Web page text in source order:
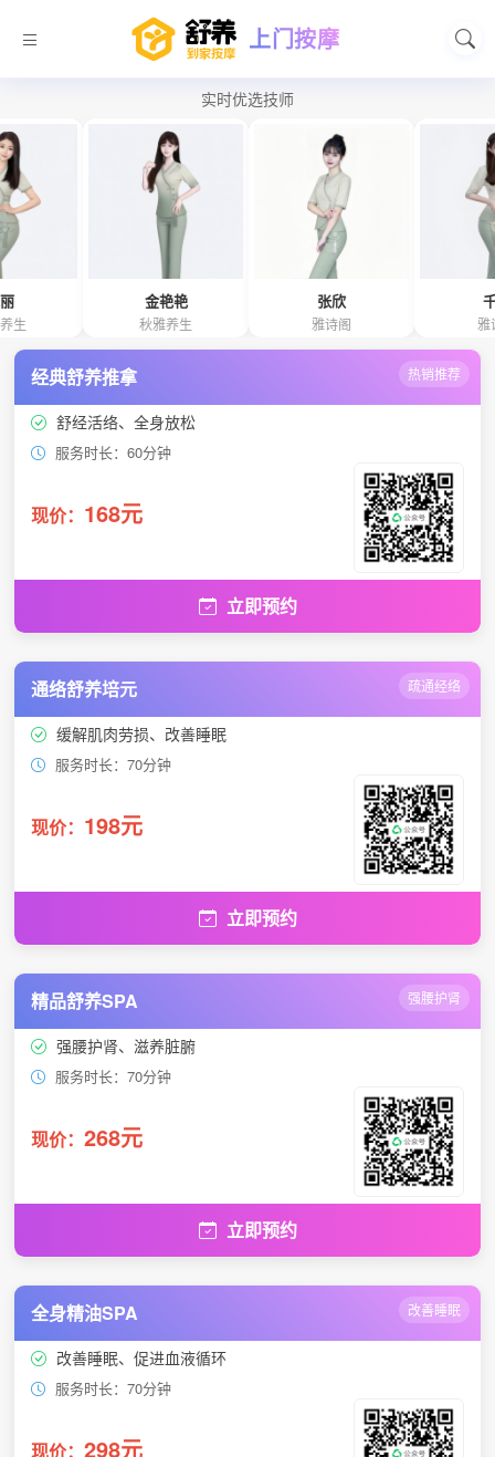
上门按摩
实时优选技师
经典舒养推拿 热销推荐
舒经活络、全身放松
服务时长：60分钟
现价： 168元
立即预约
通络舒养培元 疏通经络
缓解肌肉劳损、改善睡眠
服务时长：70分钟
现价： 198元
立即预约
精品舒养SPA 强腰护肾
强腰护肾、滋养脏腑
服务时长：70分钟
现价： 268元
立即预约
全身精油SPA 改善睡眠
改善睡眠、促进血液循环
服务时长：70分钟
现价： 298元